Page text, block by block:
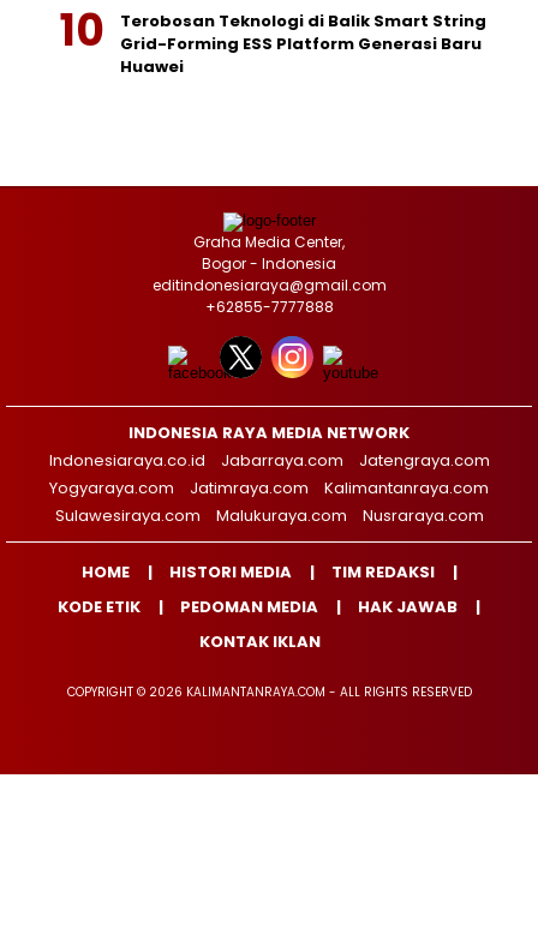
Terobosan Teknologi di Balik Smart String
Grid-Forming ESS Platform Generasi Baru
Huawei
Graha Media Center,
Bogor - Indonesia
editindonesiaraya@gmail.com
+62855-7777888
INDONESIA RAYA MEDIA NETWORK
Indonesiaraya.co.id
Jabarraya.com
Jatengraya.com
Yogyaraya.com
Jatimraya.com
Kalimantanraya.com
Sulawesiraya.com
Malukuraya.com Nusraraya.com
HOME HISTORI MEDIA
TIM REDAKSI
KODE ETIK
PEDOMAN MEDIA
HAK JAWAB
KONTAK IKLAN
COPYRIGHT © 2026 KALIMANTANRAYA.COM - ALL RIGHTS RESERVED